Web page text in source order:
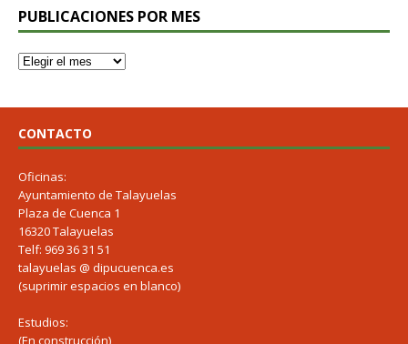
PUBLICACIONES POR MES
CONTACTO
Oficinas:
Ayuntamiento de Talayuelas
Plaza de Cuenca 1
16320 Talayuelas
Telf: 969 36 31 51
talayuelas @ dipucuenca.es
(suprimir espacios en blanco)
Estudios:
(En construcción)